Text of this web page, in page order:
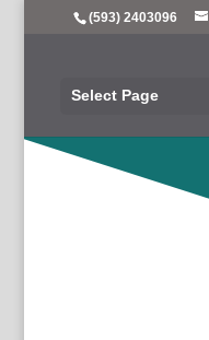
(593) 2403096
Select Page